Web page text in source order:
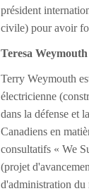
président
civile) pour avoir
Teresa Weymouth
Terry Weymouth
électricienne
dans la défense et
Canadiens en
consultatifs « We
(projet
d'administration du